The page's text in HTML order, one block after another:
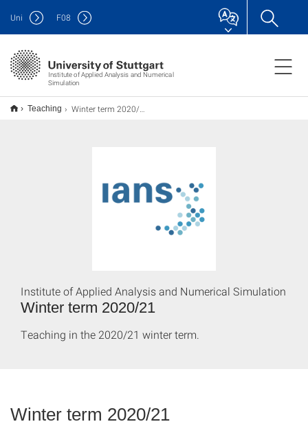
Institute of Applied Analysis and Numerical
Simulation
Uni F08
Teaching Winter term 2020/21
Winter term 2020/21
Institute of Applied Analysis and Numerical Simulation
Teaching in the 2020/21 winter term.
Winter term 2020/21